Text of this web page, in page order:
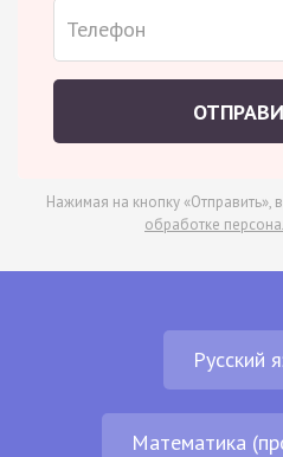
Нажимая на кнопку «Отправить»,
обработке
Русский
Математика